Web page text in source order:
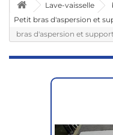
Lave-vaisselle
Petit bras d'aspersion et
bras d'aspersion et